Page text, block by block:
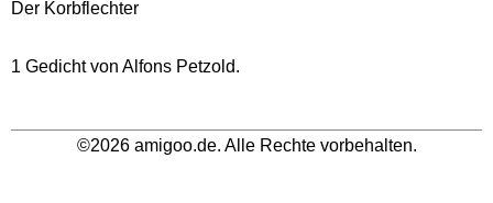
Der Korbflechter
1 Gedicht von Alfons Petzold.
©2026 amigoo.de. Alle Rechte vorbehalten.